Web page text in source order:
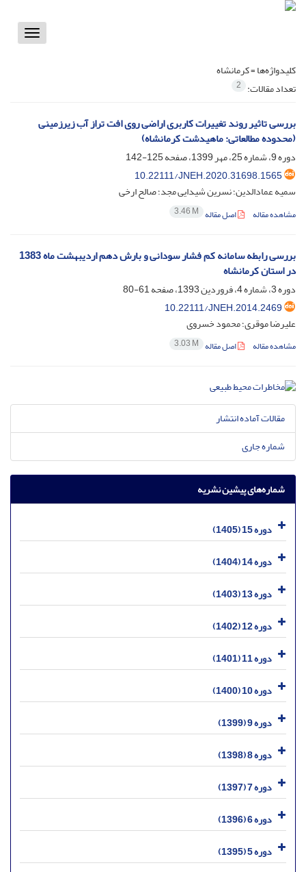
Toggle
کلیدواژه‌ها =کرمانشاه
تعداد مقالات: 2
بررسی تاثیر روند تغییرات کاربری اراضی روی افت تراز آب زیرزمینی
(محدوده مطالعاتی: ماهیدشت کرمانشاه)
دوره 9، شماره 25، مهر 1399، صفحه
125-142
10.22111/JNEH.2020.31698.1565
سمیه عمادالدین؛ نسرین شیدایی مجد؛ صالح ارخی
مشاهده مقاله اصل مقاله 3.46 M
بررسی رابطه سامانه کم فشار سودانی و بارش دهم اردیبهشت ماه 1383
در استان کرمانشاه
دوره 3، شماره 4، فروردین 1393، صفحه
61-80
10.22111/JNEH.2014.2469
علیرضا موقری؛ محمود خسروی
مشاهده مقاله اصل مقاله 3.03 M
مقالات آماده انتشار
شماره جاری
شماره‌های پیشین نشریه
دوره 15 (1405)
دوره 14 (1404)
دوره 13 (1403)
دوره 12 (1402)
دوره 11 (1401)
دوره 10 (1400)
دوره 9 (1399)
دوره 8 (1398)
دوره 7 (1397)
دوره 6 (1396)
دوره 5 (1395)